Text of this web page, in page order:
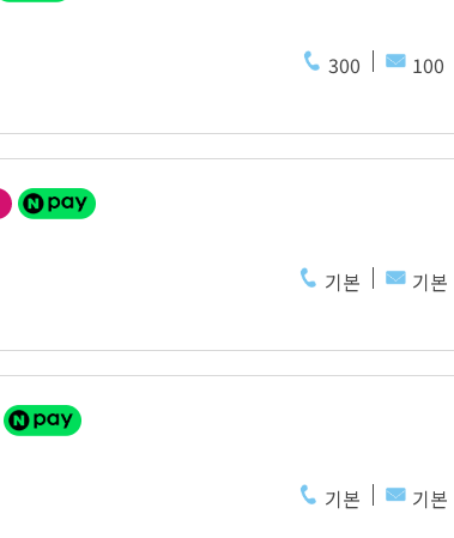
300 100
기본 기본
기본 기본